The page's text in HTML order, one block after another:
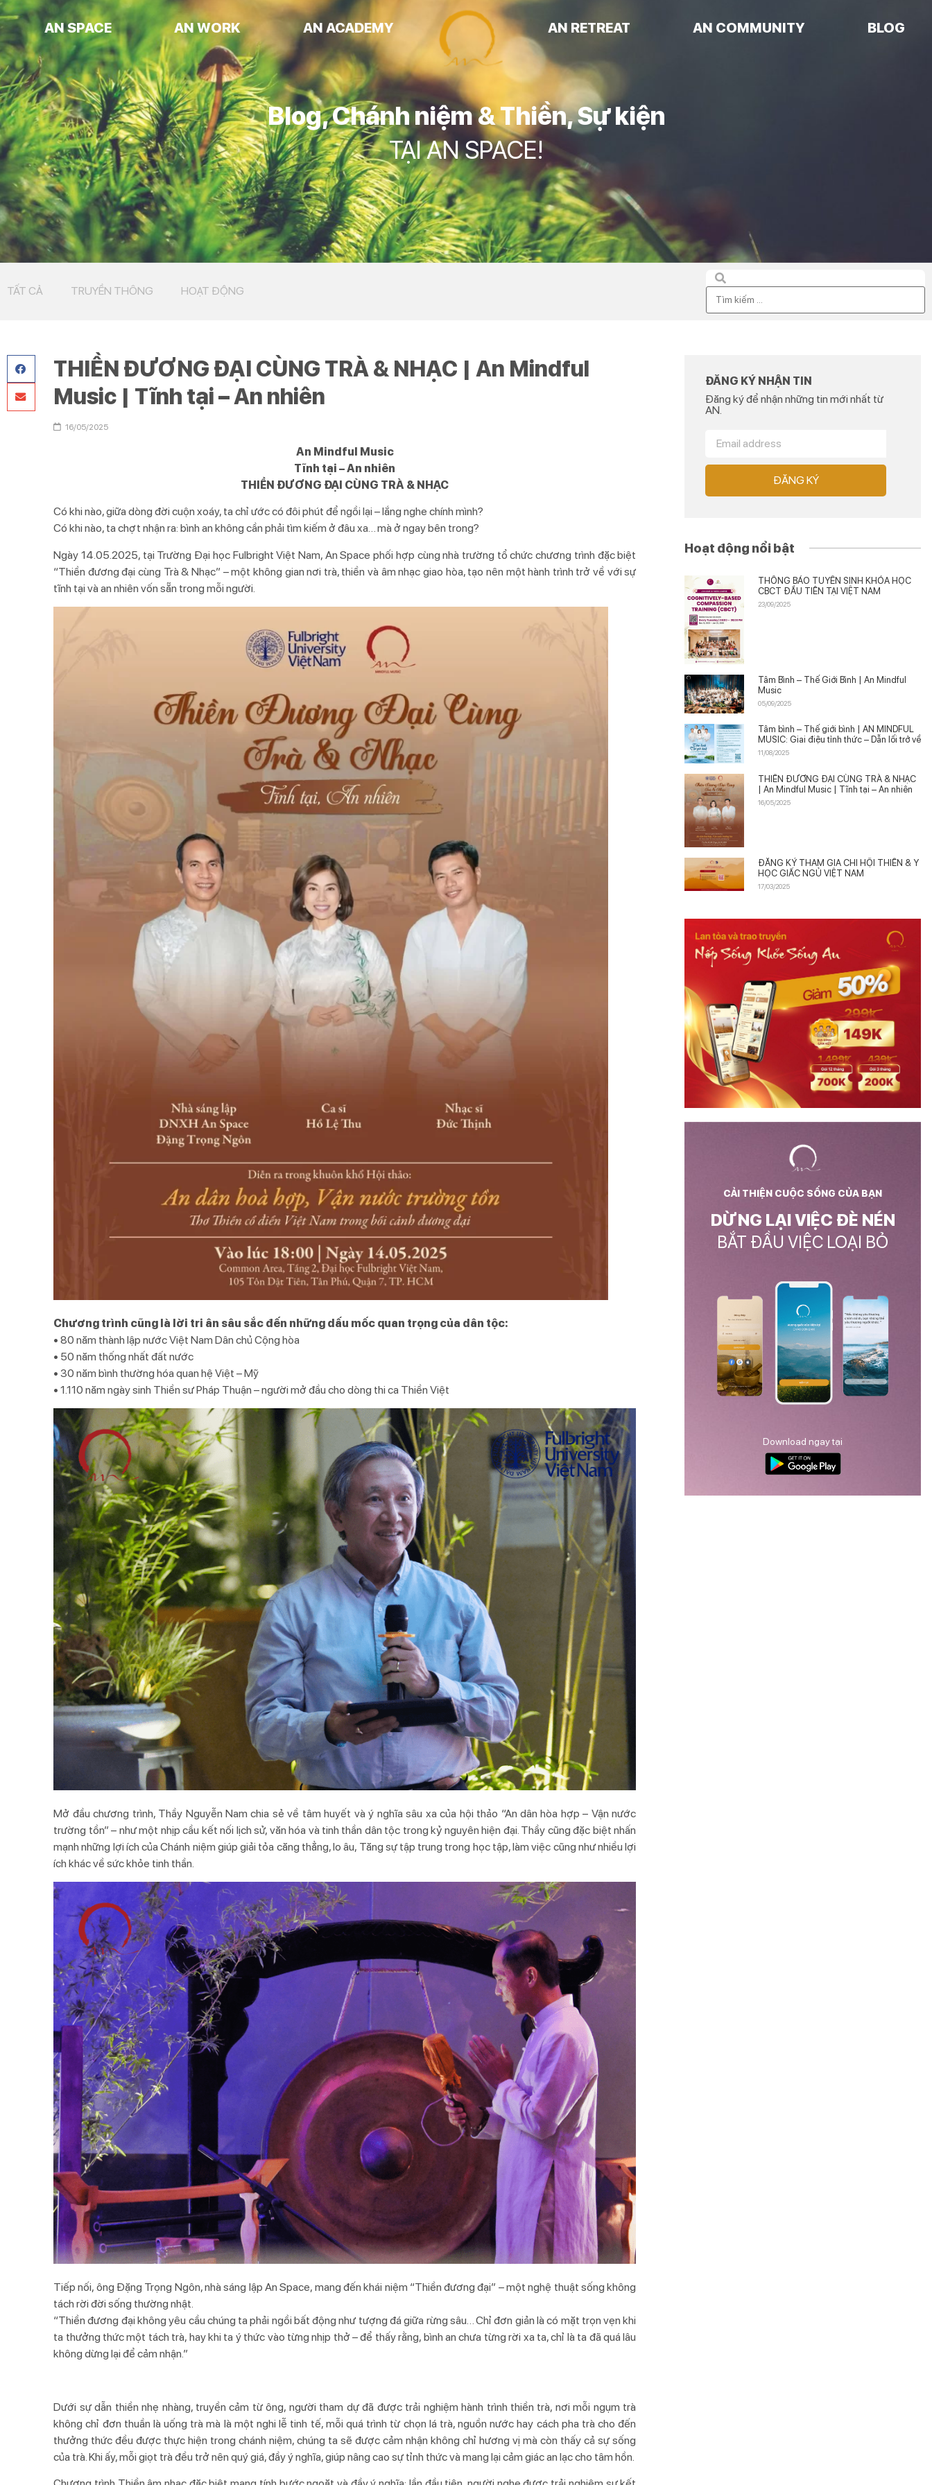
AN SPACE AN WORK AN ACADEMY AN RETREAT AN COMMUNITY BLOG
Blog,Chánh niệm & Thiền,Sự kiện
TẠI AN SPACE!
TẤT CẢ TRUYỀN THÔNG HOẠT ĐỘNG
THIỀN ĐƯƠNG ĐẠI CÙNG TRÀ & NHẠC | An Mindful
Music | Tĩnh tại – An nhiên
16/05/2025
An Mindful Music
Tĩnh tại – An nhiên
THIỀN ĐƯƠNG ĐẠI CÙNG TRÀ & NHẠC
Có khi nào, giữa dòng đời cuộn xoáy, ta chỉ ước có đôi phút để ngồi lại – lắng nghe chính mình?
Có khi nào, ta chợt nhận ra: bình an không cần phải tìm kiếm ở đâu xa… mà ở ngay bên trong?
Ngày 14.05.2025, tại Trường Đại học Fulbright Việt Nam, An Space phối hợp cùng nhà trường tổ chức chương trình đặc biệt
“Thiền đương đại cùng Trà & Nhạc” – một không gian nơi trà, thiền và âm nhạc giao hòa, tạo nên một hành trình trở về với sự
tĩnh tại và an nhiên vốn sẵn trong mỗi người.
Chương trình cũng là lời tri ân sâu sắc đến những dấu mốc quan trọng của dân tộc:
• 80 năm thành lập nước Việt Nam Dân chủ Cộng hòa
• 50 năm thống nhất đất nước
• 30 năm bình thường hóa quan hệ Việt – Mỹ
• 1.110 năm ngày sinh Thiền sư Pháp Thuận – người mở đầu cho dòng thi ca Thiền Việt
Mở đầu chương trình, Thầy Nguyễn Nam chia sẻ về tâm huyết và ý nghĩa sâu xa của hội thảo “An dân hòa hợp – Vận nước
trường tồn” – như một nhịp cầu kết nối lịch sử, văn hóa và tinh thần dân tộc trong kỷ nguyên hiện đại. Thầy cũng đặc biệt nhấn
mạnh những lợi ích của Chánh niệm giúp giải tỏa căng thẳng, lo âu, Tăng sự tập trung trong học tập, làm việc cũng như nhiều lợi
ích khác về sức khỏe tinh thần.
Tiếp nối, ông Đặng Trọng Ngôn, nhà sáng lập An Space, mang đến khái niệm “Thiền đương đại” – một nghệ thuật sống không
tách rời đời sống thường nhật.
“Thiền đương đại không yêu cầu chúng ta phải ngồi bất động như tượng đá giữa rừng sâu… Chỉ đơn giản là có mặt trọn vẹn khi
ta thưởng thức một tách trà, hay khi ta ý thức vào từng nhịp thở – để thấy rằng, bình an chưa từng rời xa ta, chỉ là ta đã quá lâu
không dừng lại để cảm nhận.”
Dưới sự dẫn thiền nhẹ nhàng, truyền cảm từ ông, người tham dự đã được trải nghiệm hành trình thiền trà, nơi mỗi ngụm trà
không chỉ đơn thuần là uống trà mà là một nghi lễ tinh tế, mỗi quá trình từ chọn lá trà, nguồn nước hay cách pha trà cho đến
thưởng thức đều được thực hiện trong chánh niệm, chúng ta sẽ được cảm nhận không chỉ hương vị mà còn thấy cả sự sống
của trà. Khi ấy, mỗi giọt trà đều trở nên quý giá, đầy ý nghĩa, giúp nâng cao sự tỉnh thức và mang lại cảm giác an lạc cho tâm hồn.
ĐĂNG KÝ NHẬN TIN
Đăng ký để nhận những tin mới nhất từ
AN.
ĐĂNG KÝ
Hoạt động nổi bật
THÔNG BÁO TUYỂN SINH KHÓA HỌC
CBCT ĐẦU TIÊN TẠI VIỆT NAM
23/09/2025
Tâm Bình – Thế Giới Bình | An Mindful
Music
05/09/2025
Tâm bình – Thế giới bình | AN MINDFUL
MUSIC: Giai điệu tỉnh thức – Dẫn lối trở về
11/08/2025
THIỀN ĐƯƠNG ĐẠI CÙNG TRÀ & NHẠC
| An Mindful Music | Tĩnh tại – An nhiên
16/05/2025
ĐĂNG KÝ THAM GIA CHI HỘI THIỀN & Y
HỌC GIẤC NGỦ VIỆT NAM
17/03/2025
CẢI THIỆN CUỘC SỐNG CỦA BẠN
DỪNG LẠI VIỆC ĐÈ NÉN
BẮT ĐẦU VIỆC LOẠI BỎ
Download ngay tại